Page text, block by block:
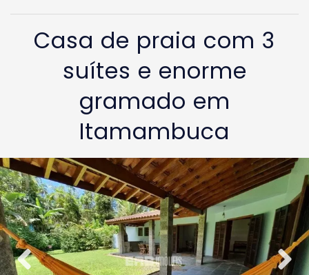
Casa de praia com 3
suítes e enorme
gramado em
Itamambuca